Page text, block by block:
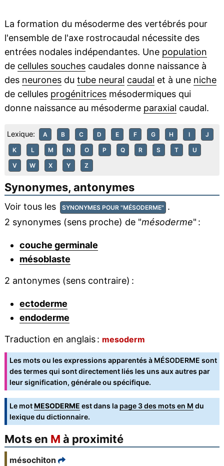
La formation du mésoderme des vertébrés pour
l'ensemble de l'axe rostrocaudal nécessite des
entrées nodales indépendantes. Une population
de cellules souchescaudales donne naissance à
des neuronesdu tube neural caudal et à une niche
de cellules progénitricesmésodermiques qui
donne naissance au mésoderme paraxial caudal.
Lexique: A B C D E F G H I J
K L M N O P Q R S T U
V W X Y Z
Synonymes, antonymes
Voir tous les SYNONYMES POUR "MÉSODERME" .
2 synonymes (sens proche) de "mésoderme" :
couche germinale
mésoblaste
2 antonymes (sens contraire) :
ectoderme
endoderme
Traduction en anglais : mesoderm
Les mots ou les expressions apparentés à MÉSODERME sont
des termes qui sont directement liés les uns aux autres par
leur signification, générale ou spécifique.
Le motMESODERME est dans la page 3 des mots en M du
lexique du dictionnaire.
Mots en M à proximité
mésochiton